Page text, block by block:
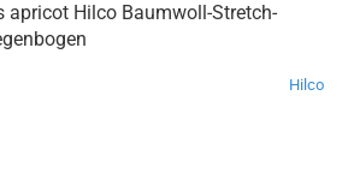
apricot Hilco Baumwoll-Stretch-
Hilco